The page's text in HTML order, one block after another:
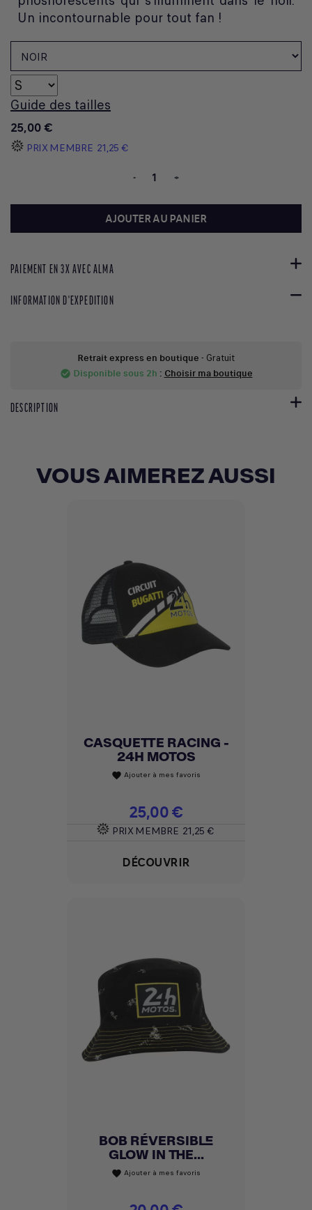
Un incontournable pour tout fan !
Guide des tailles
25,00 €
PRIX MEMBRE 21,25 €
- +
AJOUTER AU PANIER
PAIEMENT EN 3X AVEC ALMA
INFORMATION D'EXPEDITION
Retrait express en boutique - Gratuit
check_circle Disponible sous 2h : Choisir ma boutique
DESCRIPTION
VOUS AIMEREZ AUSSI
CASQUETTE RACING -
24H MOTOS
favorite Ajouter à mes favoris
Prix
25,00 €
PRIX MEMBRE 21,25 €
DÉCOUVRIR
BOB RÉVERSIBLE
GLOW IN THE...
favorite Ajouter à mes favoris